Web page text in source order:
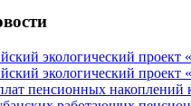
экологический
экологический
пенсионных накоплений